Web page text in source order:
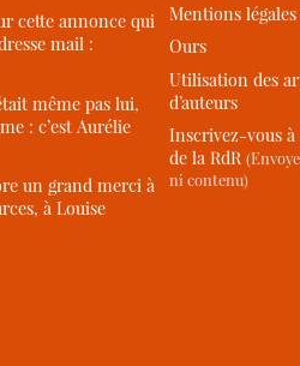
cette annonce qui
mail :
même pas lui,
: c’est Aurélie
un grand merci à
à Louise
Mentions légales
Ours
Utilisation des
d’auteurs
Inscrivez-vous
de la RdR
ni contenu)